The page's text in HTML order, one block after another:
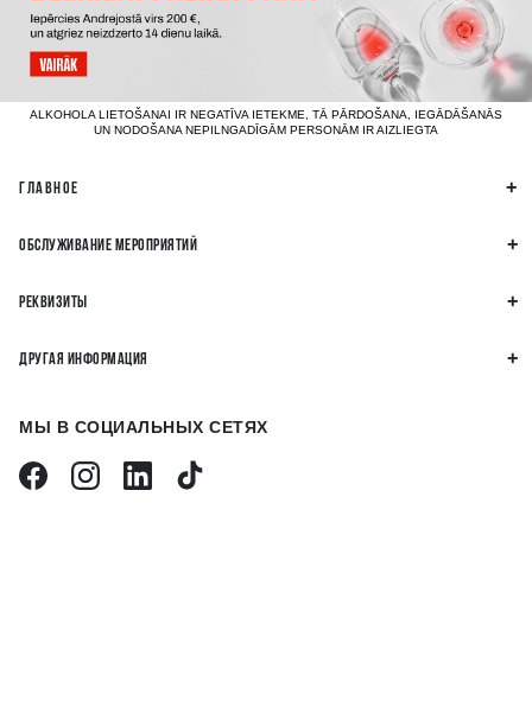
ALKOHOLA LIETOŠANAI IR NEGATĪVA IETEKME, TĀ PĀRDOŠANA, IEGĀDĀŠANĀS
UN NODOŠANA NEPILNGADĪGĀM PERSONĀM IR AIZLIEGTA
ГЛАВНОЕ
ОБСЛУЖИВАНИЕ МЕРОПРИЯТИЙ
РЕКВИЗИТЫ
ДРУГАЯ ИНФОРМАЦИЯ
МЫ В СОЦИАЛЬНЫХ СЕТЯХ